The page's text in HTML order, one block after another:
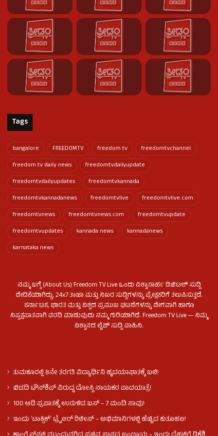
Tags
bangalore FREEDOMTV freedom tv
freedomtvchannel
freedom tv daily news
freedomtvdailyupdate
freedomtvdailyupdates
freedomtvkannada
freedomtvkannadanews
freedomtvlive
freedomtvlive.com
freedomtvnews
freedomtvnews.com
freedomtvupdate
freedomtvupdates
kannada news
kannadanews
karnataka news
ನಮ್ಮ ಬಗ್ಗೆ (About Us) Freedom TV Live ಒಂದು ವಿಶ್ವಾಸಾರ್ಹ ಡಿಜಿಟಲ್ ಸುದ್ದಿ
ವೇದಿಕೆಯಾಗಿದ್ದು, 24x7 ತಾಜಾ ಮತ್ತು ನಿಖರ ಸುದ್ದಿಗಳನ್ನು ಪ್ರೇಕ್ಷಕರಿಗೆ ತಲುಪಿಸುತ್ತದೆ.
ಕರ್ನಾಟಕ, ಭಾರತ ಮತ್ತು ವಿಶ್ವದ ಪ್ರಮುಖ ಘಟನೆಗಳನ್ನು ವೇಗವಾಗಿ ಹಾಗೂ
ನಿಷ್ಪಕ್ಷಪಾತವಾಗಿ ವರದಿ ಮಾಡುವುದು ನಮ್ಮ ಗುರಿಯಾಗಿದೆ. Freedom TV Live — ನಿಮ್ಮ
ವಿಶ್ವಾಸದ ಲೈವ್ ಸುದ್ದಿ ವಾಹಿನಿ.
ತುಮಕೂರಲ್ಲಿ 8ನೇ ತರಗತಿ ವಿದ್ಯಾರ್ಥಿನಿ ಹೃದಯಾಘಾತಕ್ಕೆ ಬಲಿ!
ಬಿಡದಿ ಟೌನ್‌ಶಿಪ್‌ ವಿರುದ್ಧ ದೋಸ್ತಿ ನಾಯಕರ ಪಾದಯಾತ್ರೆ!
100 ಅಡಿ ಪ್ರಪಾತಕ್ಕೆ ಉರುಳಿದ ಬಸ್‌ – 7 ಮಂದಿ ಸಾವು!
ಇಂದು ʻಟಾಕ್ಸಿಕ್ʼ ಟ್ರೈಲರ್ ರಿಲೀಸ್‌ – ಅಭಿಮಾನಿಗಳಲ್ಲಿ ಹೆಚ್ಚಿದ ಕುತೂಹಲ!